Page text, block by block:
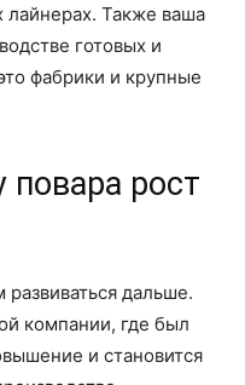
лайнерах. Также ваша
готовых и
фабрики и крупные
рост
дальше.
компании, где был
и становится